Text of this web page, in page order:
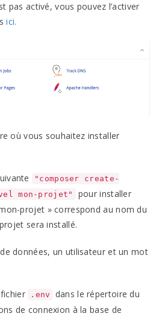
pas activé, vous pouvez l’activer
ici.
où vous souhaitez installer
"composer create-
mon-projet"
pour installer
projet » correspond au nom du
sera installé.
données, un utilisateur et un mot
.env
dans le répertoire du
de connexion à la base de